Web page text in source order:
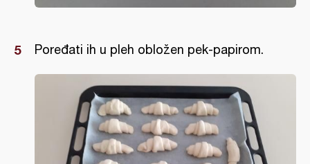
Poređati ih u pleh obložen pek-papirom.